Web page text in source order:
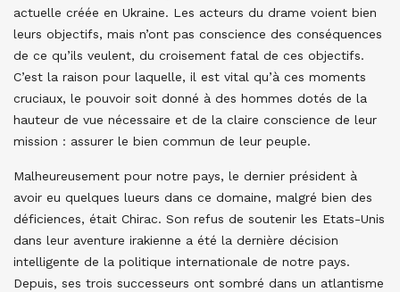
actuelle créée en Ukraine. Les acteurs du drame voient bien
leurs objectifs, mais n’ont pas conscience des conséquences
de ce qu’ils veulent, du croisement fatal de ces objectifs.
C’est la raison pour laquelle, il est vital qu’à ces moments
cruciaux, le pouvoir soit donné à des hommes dotés de la
hauteur de vue nécessaire et de la claire conscience de leur
mission : assurer le bien commun de leur peuple.
Malheureusement pour notre pays, le dernier président à
avoir eu quelques lueurs dans ce domaine, malgré bien des
déficiences, était Chirac. Son refus de soutenir les Etats-Unis
dans leur aventure irakienne a été la dernière décision
intelligente de la politique internationale de notre pays.
Depuis, ses trois successeurs ont sombré dans un atlantisme